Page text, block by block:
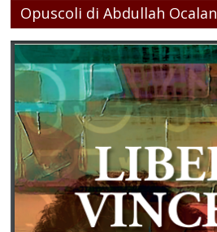
Opuscoli di Abdullah Ocalan